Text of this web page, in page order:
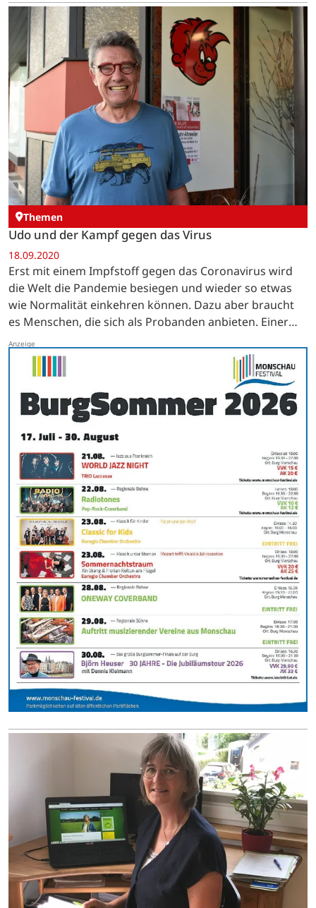
Themen
Udo und der Kampf gegen das Virus
18.09.2020
Erst mit einem Impfstoff gegen das Coronavirus wird
die Welt die Pandemie besiegen und wieder so etwas
wie Normalität einkehren können. Dazu aber braucht
es Menschen, die sich als Probanden anbieten. Einer